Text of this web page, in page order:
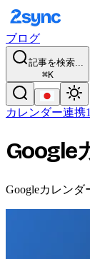
ブログ
記事を検索...
⌘K
カレンダー連携
Google
Googleカレンダ